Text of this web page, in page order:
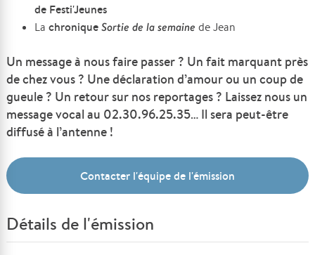
de Festi'Jeunes
La chroniqueSortie de la semaine de Jean
Un message à nous faire passer ? Un fait marquant près
de chez vous ? Une déclaration d’amour ou un coup de
gueule ? Un retour sur nos reportages ? Laissez nous un
message vocal au 02.30.96.25.35… Il sera peut-être
diffusé à l’antenne !
Contacter l'équipe de l'émission
Détails de l'émission